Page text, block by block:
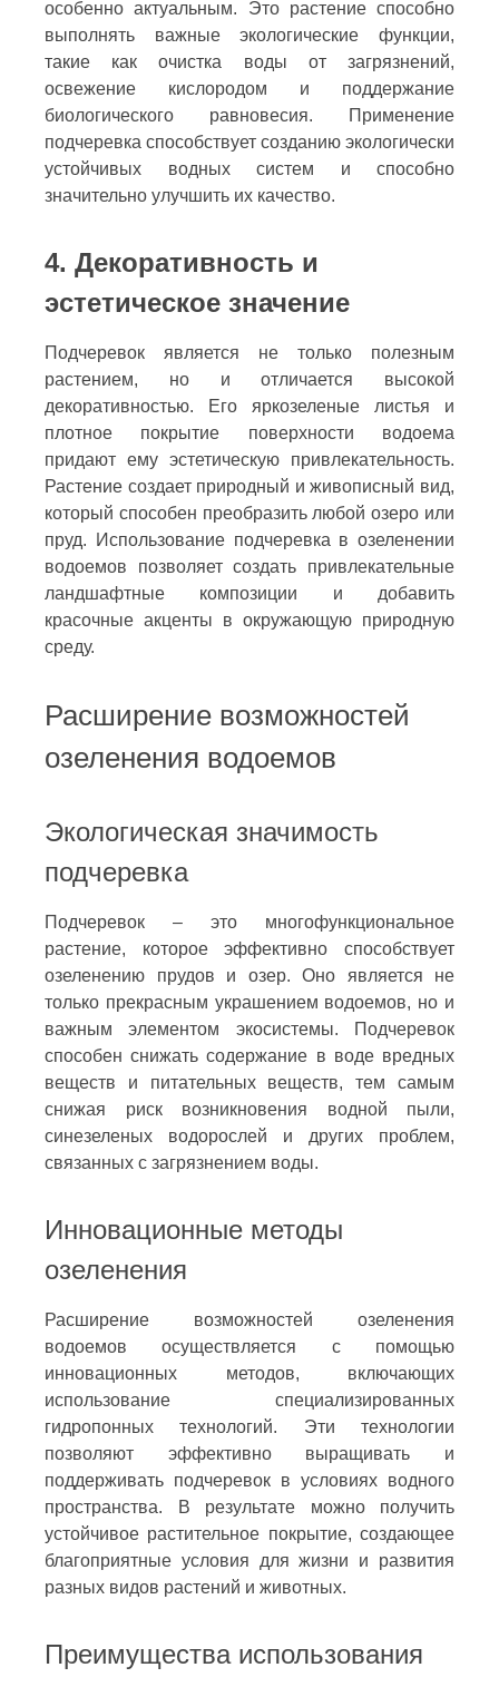
особенно актуальным. Это растение способно
выполнять важные экологические функции,
такие как очистка воды от загрязнений,
освежение кислородом и поддержание
биологического равновесия. Применение
подчеревка способствует созданию экологически
устойчивых водных систем и способно
значительно улучшить их качество.
4. Декоративность и
эстетическое значение
Подчеревок является не только полезным
растением, но и отличается высокой
декоративностью. Его яркозеленые листья и
плотное покрытие поверхности водоема
придают ему эстетическую привлекательность.
Растение создает природный и живописный вид,
который способен преобразить любой озеро или
пруд. Использование подчеревка в озеленении
водоемов позволяет создать привлекательные
ландшафтные композиции и добавить
красочные акценты в окружающую природную
среду.
Расширение возможностей
озеленения водоемов
Экологическая значимость
подчеревка
Подчеревок – это многофункциональное
растение, которое эффективно способствует
озеленению прудов и озер. Оно является не
только прекрасным украшением водоемов, но и
важным элементом экосистемы. Подчеревок
способен снижать содержание в воде вредных
веществ и питательных веществ, тем самым
снижая риск возникновения водной пыли,
синезеленых водорослей и других проблем,
связанных с загрязнением воды.
Инновационные методы
озеленения
Расширение возможностей озеленения
водоемов осуществляется с помощью
инновационных методов, включающих
использование специализированных
гидропонных технологий. Эти технологии
позволяют эффективно выращивать и
поддерживать подчеревок в условиях водного
пространства. В результате можно получить
устойчивое растительное покрытие, создающее
благоприятные условия для жизни и развития
разных видов растений и животных.
Преимущества использования